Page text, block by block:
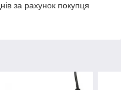
за рахунок покупця